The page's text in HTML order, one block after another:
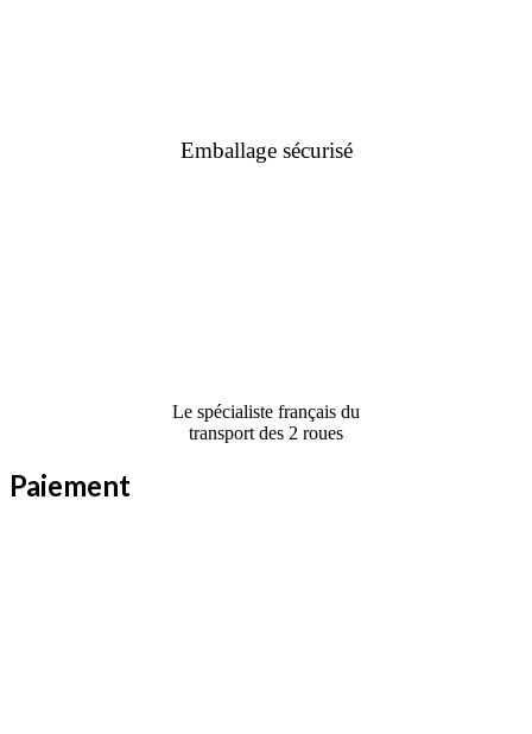
Emballage sécurisé
Le spécialiste français du
transport des 2 roues
Paiement